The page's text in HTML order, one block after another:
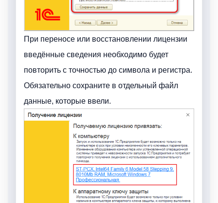
При переносе или восстановлении лицензии
введённые сведения необходимо будет
повторить с точностью до символа и регистра.
Обязательно сохраните в отдельный файл
данные, которые ввели.